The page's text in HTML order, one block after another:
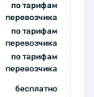
по тарифам
перевозчика
по тарифам
перевозчика
по тарифам
перевозчика
бесплатно